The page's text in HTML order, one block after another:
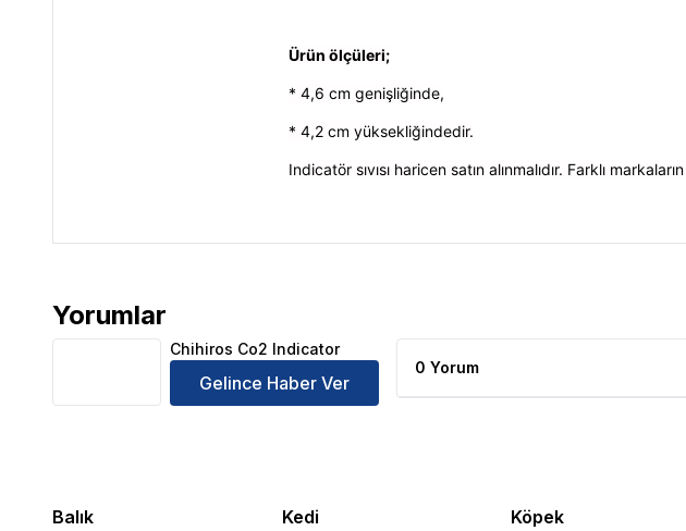
Ürün ölçüleri;
* 4,6 cm genişliğinde,
* 4,2 cm yüksekliğindedir.
Indicatör sıvısı haricen satın alınmalıdır. Farklı
Yorumlar
Chihiros Co2 Indicator Ürün Yorumları
Chihiros Co2 Indicator
Gelince Haber Ver
0 Yorum
Balık Kedi Köpek